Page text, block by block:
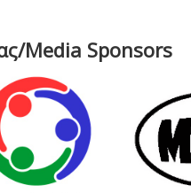
Media Sponsors